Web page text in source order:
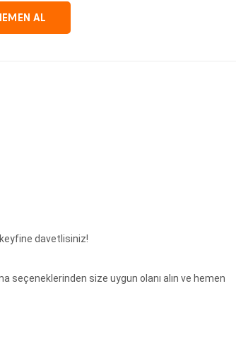
AL
davetlisiniz!
seçeneklerinden size uygun olanı alın ve hemen